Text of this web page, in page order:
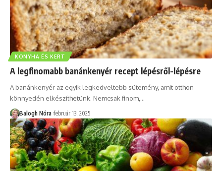
KONYHA ÉS KERT
A legfinomabb banánkenyér recept lépésről-lépésre
A banánkenyér az egyik legkedveltebb sütemény, amit otthon
könnyedén elkészíthetünk. Nemcsak finom, …
Balogh Nóra február 13, 2025